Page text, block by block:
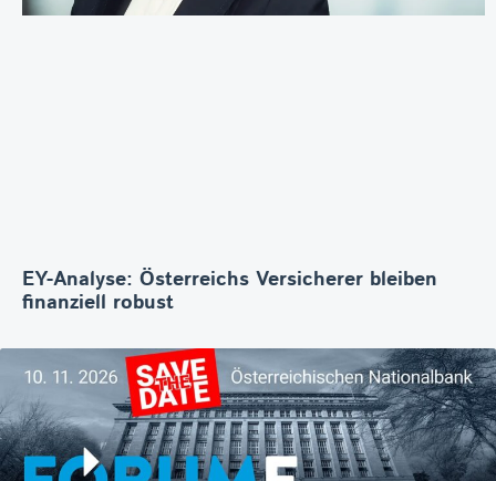
EY-Analyse: Österreichs Versicherer bleiben
finanziell robust